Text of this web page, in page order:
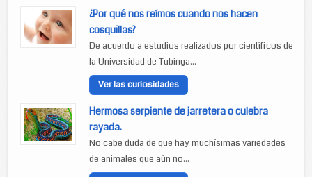
¿Por qué nos reímos cuando nos hacen
cosquillas?
De acuerdo a estudios realizados por científicos de
la Universidad de Tubinga...
Ver las curiosidades
Hermosa serpiente de jarretera o culebra
rayada.
No cabe duda de que hay muchísimas variedades
de animales que aún no...